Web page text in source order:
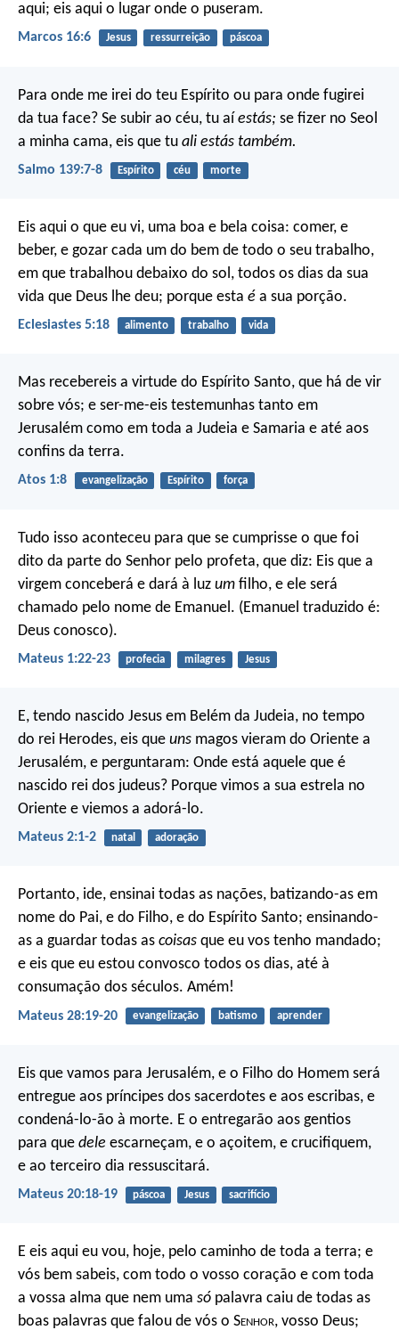
aqui; eis aqui o lugar onde o puseram.
Marcos 16:6 Jesus ressurreição páscoa
Para onde me irei do teu Espírito ou para onde fugirei
da tua face? Se subir ao céu, tu aí estás; se fizer no Seol
a minha cama, eis que tu ali estás também.
Salmo 139:7-8 Espírito céu morte
Eis aqui o que eu vi, uma boa e bela coisa: comer, e
beber, e gozar cada um do bem de todo o seu trabalho,
em que trabalhou debaixo do sol, todos os dias da sua
vida que Deus lhe deu; porque esta é a sua porção.
Eclesiastes 5:18 alimento trabalho vida
Mas recebereis a virtude do Espírito Santo, que há de vir
sobre vós; e ser-me-eis testemunhas tanto em
Jerusalém como em toda a Judeia e Samaria e até aos
confins da terra.
Atos 1:8 evangelização Espírito força
Tudo isso aconteceu para que se cumprisse o que foi
dito da parte do Senhor pelo profeta, que diz: Eis que a
virgem conceberá e dará à luz um filho, e ele será
chamado pelo nome de Emanuel. (Emanuel traduzido é:
Deus conosco).
Mateus 1:22-23 profecia milagres Jesus
E, tendo nascido Jesus em Belém da Judeia, no tempo
do rei Herodes, eis que uns magos vieram do Oriente a
Jerusalém, e perguntaram: Onde está aquele que é
nascido rei dos judeus? Porque vimos a sua estrela no
Oriente e viemos a adorá-lo.
Mateus 2:1-2 natal adoração
Portanto, ide, ensinai todas as nações, batizando-as em
nome do Pai, e do Filho, e do Espírito Santo; ensinando-
as a guardar todas as coisas que eu vos tenho mandado;
e eis que eu estou convosco todos os dias, até à
consumação dos séculos. Amém!
Mateus 28:19-20 evangelização batismo aprender
Eis que vamos para Jerusalém, e o Filho do Homem será
entregue aos príncipes dos sacerdotes e aos escribas, e
condená-lo-ão à morte. E o entregarão aos gentios
para que dele escarneçam, e o açoitem, e crucifiquem,
e ao terceiro dia ressuscitará.
Mateus 20:18-19 páscoa Jesus sacrifício
E eis aqui eu vou, hoje, pelo caminho de toda a terra; e
vós bem sabeis, com todo o vosso coração e com toda
a vossa alma que nem uma só palavra caiu de todas as
boas palavras que falou de vós o Senhor, vosso Deus;